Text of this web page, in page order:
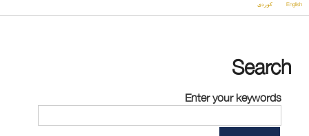
English كوردى
Search
Enter your keywords